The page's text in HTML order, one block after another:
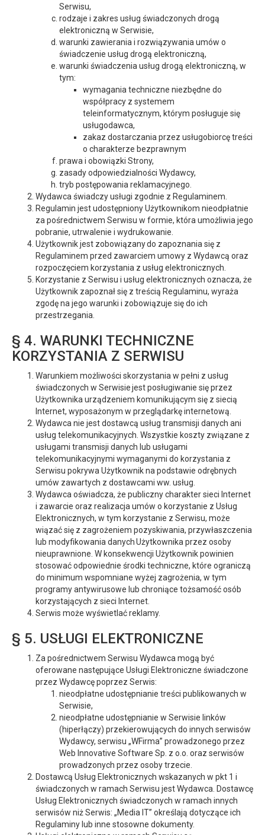
Serwisu,
rodzaje i zakres usług świadczonych drogą
elektroniczną w Serwisie,
warunki zawierania i rozwiązywania umów o
świadczenie usług drogą elektroniczną,
warunki świadczenia usług drogą elektroniczną, w
tym:
wymagania techniczne niezbędne do
współpracy z systemem
teleinformatycznym, którym posługuje się
usługodawca,
zakaz dostarczania przez usługobiorcę treści
o charakterze bezprawnym
prawa i obowiązki Strony,
zasady odpowiedzialności Wydawcy,
tryb postępowania reklamacyjnego.
Wydawca świadczy usługi zgodnie z Regulaminem.
Regulamin jest udostępniony Użytkownikom nieodpłatnie
za pośrednictwem Serwisu w formie, która umożliwia jego
pobranie, utrwalenie i wydrukowanie.
Użytkownik jest zobowiązany do zapoznania się z
Regulaminem przed zawarciem umowy z Wydawcą oraz
rozpoczęciem korzystania z usług elektronicznych.
Korzystanie z Serwisu i usług elektronicznych oznacza, że
Użytkownik zapoznał się z treścią Regulaminu, wyraża
zgodę na jego warunki i zobowiązuje się do ich
przestrzegania.
§ 4. WARUNKI TECHNICZNE
KORZYSTANIA Z SERWISU
Warunkiem możliwości skorzystania w pełni z usług
świadczonych w Serwisie jest posługiwanie się przez
Użytkownika urządzeniem komunikującym się z siecią
Internet, wyposażonym w przeglądarkę internetową.
Wydawca nie jest dostawcą usług transmisji danych ani
usług telekomunikacyjnych. Wszystkie koszty związane z
usługami transmisji danych lub usługami
telekomunikacyjnymi wymaganymi do korzystania z
Serwisu pokrywa Użytkownik na podstawie odrębnych
umów zawartych z dostawcami ww. usług.
Wydawca oświadcza, że publiczny charakter sieci Internet
i zawarcie oraz realizacja umów o korzystanie z Usług
Elektronicznych, w tym korzystanie z Serwisu, może
wiązać się z zagrożeniem pozyskiwania, przywłaszczenia
lub modyfikowania danych Użytkownika przez osoby
nieuprawnione. W konsekwencji Użytkownik powinien
stosować odpowiednie środki techniczne, które ograniczą
do minimum wspomniane wyżej zagrożenia, w tym
programy antywirusowe lub chroniące tożsamość osób
korzystających z sieci Internet.
Serwis może wyświetlać reklamy.
§ 5. USŁUGI ELEKTRONICZNE
Za pośrednictwem Serwisu Wydawca mogą być
oferowane następujące Usługi Elektroniczne świadczone
przez Wydawcę poprzez Serwis:
nieodpłatne udostępnianie treści publikowanych w
Serwisie,
nieodpłatne udostępnianie w Serwisie linków
(hiperłączy) przekierowujących do innych serwisów
Wydawcy, serwisu „WFirma” prowadzonego przez
Web Innovative Software Sp. z o.o. oraz serwisów
prowadzonych przez osoby trzecie.
Dostawcą Usług Elektronicznych wskazanych w pkt 1 i
świadczonych w ramach Serwisu jest Wydawca. Dostawcę
Usług Elektronicznych świadczonych w ramach innych
serwisów niż Serwis: „Media IT” określają dotyczące ich
Regulaminy lub inne stosowne dokumenty.